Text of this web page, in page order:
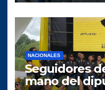
NACIONALES
Seguidores
mano del